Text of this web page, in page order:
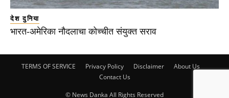
देश दुनिया
भारत-अमेरिका नौदलाचा कोच्चीत संयुक्त सराव
TERMS OF SERVICE Privacy Policy Disclaimer
About Us
Contact Us
© News Danka All Rights Reserved